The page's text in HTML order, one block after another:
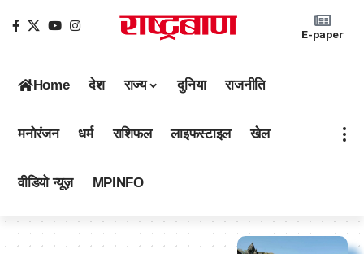
E-paper
Home देश राज्य दुनिया राजनीति
मनोरंजन धर्म राशिफल लाइफस्टाइल खेल
वीडियो न्यूज़ MPINFO